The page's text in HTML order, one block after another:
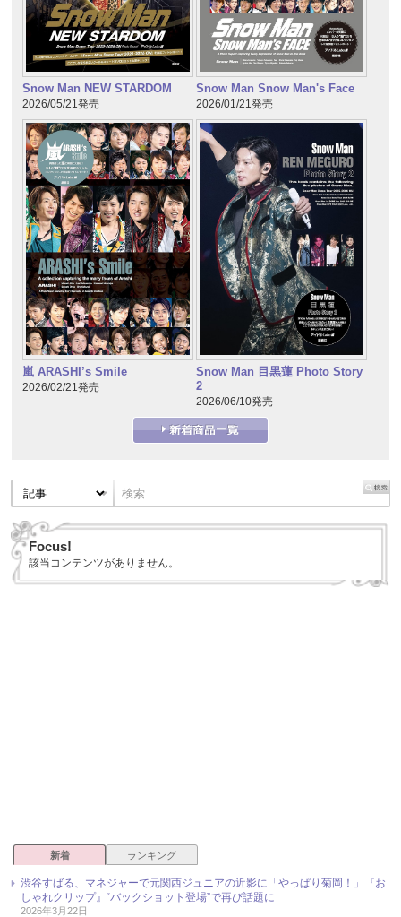
Snow Man NEW STARDOM
2026/05/21発売
Snow Man Snow Man's Face
2026/01/21発売
嵐 ARASHI’s Smile
2026/02/21発売
Snow Man 目黒蓮 Photo Story
2
2026/06/10発売
Focus!
該当コンテンツがありません。
新着 ランキング
渋谷すばる、マネジャーで元関西ジュニアの近影に「やっぱり菊岡！」『お
しゃれクリップ』“バックショット登場”で再び話題に
2026年3月22日